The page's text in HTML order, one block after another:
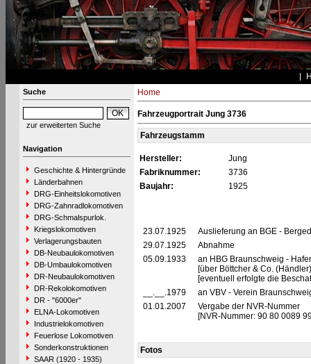
Suche
zur erweiterten Suche
Navigation
Geschichte & Hintergründe
Länderbahnen
DRG-Einheitslokomotiven
DRG-Zahnradlokomotiven
DRG-Schmalspurlok.
Kriegslokomotiven
Verlagerungsbauten
DB-Neubaulokomotiven
DB-Umbaulokomotiven
DR-Neubaulokomotiven
DR-Rekolokomotiven
DR - "6000er"
ELNA-Lokomotiven
Industrielokomotiven
Feuerlose Lokomotiven
Sonderkonstruktionen
SAAR (1920 - 1935)
Home
Fahrzeugportrait Jung 3736
Fahrzeugstamm
Hersteller:
Jung
Fabriknummer:
3736
Baujahr:
1925
23.07.1925
Auslieferung an BGE -
29.07.1925
Abnahme
05.09.1933
an HBG Braunschweig -
[über Böttcher & Co.
[eventuell erfolgte die
__.__.1979
an VBV - Verein
01.01.2007
Vergabe der NVR-Nummer
[NVR-Nummer: 90 80 0089
Fotos